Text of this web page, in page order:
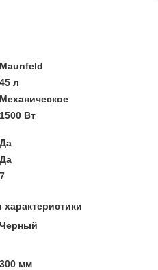
Maunfeld
45 л
Механическое
1500 Вт
Да
Да
7
Черный
300 мм